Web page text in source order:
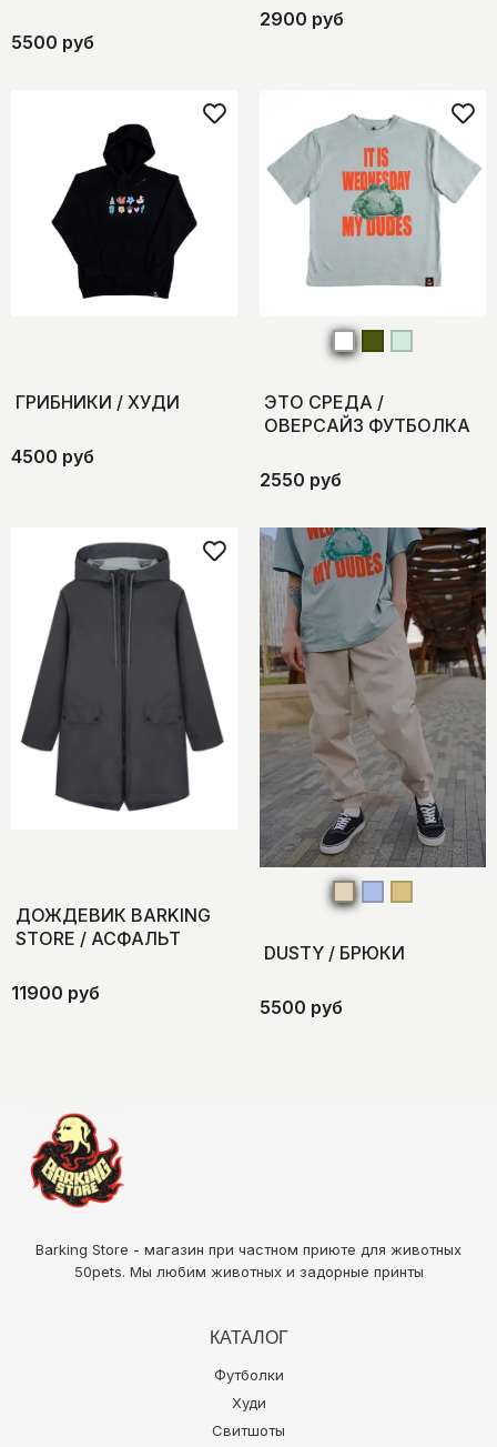
5500 руб
2900 руб
ГРИБНИКИ / ХУДИ
4500 руб
ЭТО СРЕДА /
ОВЕРСАЙЗ ФУТБОЛКА
2550 руб
ДОЖДЕВИК BARKING
STORE / АСФАЛЬТ
11900 руб
DUSTY / БРЮКИ
5500 руб
Barking Store - магазин при частном приюте для животных
50pets. Мы любим животных и задорные принты
КАТАЛОГ
Футболки
Худи
Свитшоты